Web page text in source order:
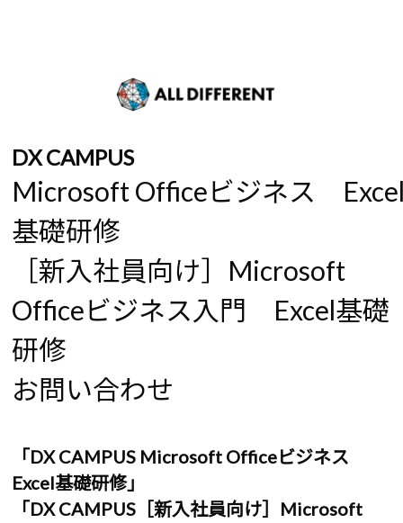
DX CAMPUS
Microsoft Officeビジネス
基礎研修
［新入社員向け］Microsoft
Officeビジネス入門 Excel基礎
研修
お問い合わせ
「DX CAMPUS Microsoft Officeビジネス
Excel基礎研修」
「DX CAMPUS［新入社員向け］Microsoft